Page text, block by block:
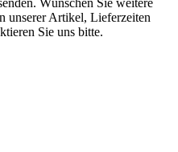
Wünschen Sie weitere
unserer Artikel, Lieferzeiten
Sie uns bitte.